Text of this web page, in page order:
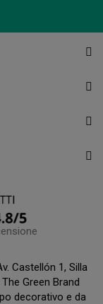
Castellón 1, Silla
Green Brand
decorativo e da